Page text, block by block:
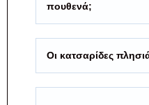
πουθενά;
Οι κατσαρίδες